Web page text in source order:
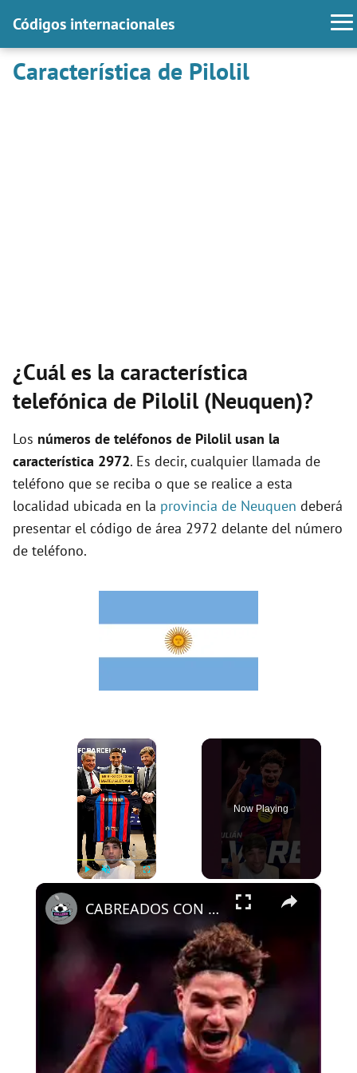
Códigos internacionales
Característica de Pilolil
¿Cuál es la característica
telefónica de Pilolil (Neuquen)?
Los números de teléfonos de Pilolil usan la
característica 2972. Es decir, cualquier llamada de
teléfono que se reciba o que se realice a esta
localidad ubicada en la provincia de Neuquen deberá
presentar el código de área 2972 delante del número
de teléfono.
×
Now Playing
×
CABREADOS CON ALEMANY